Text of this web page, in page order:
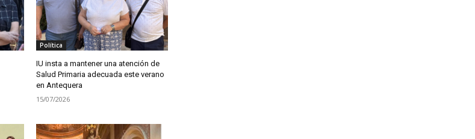
Política
IU insta a mantener una atención de
Salud Primaria adecuada este verano
en Antequera
15/07/2026